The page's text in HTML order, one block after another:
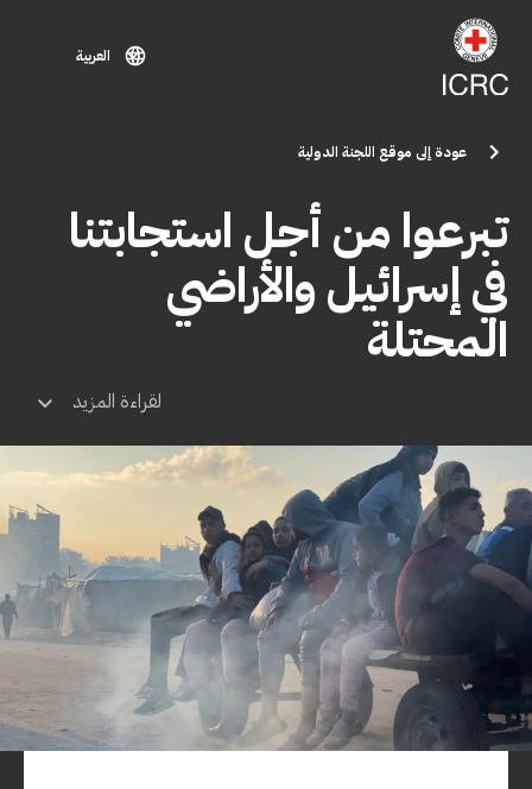
تجاوز إلى المحتوى الرئيسي
عودة إلى موقع اللجنة الدولية
العربية
تبرعوا من أجل استجابتنا
في إسرائيل والأراضي
المحتلة
لقراءة المزيد